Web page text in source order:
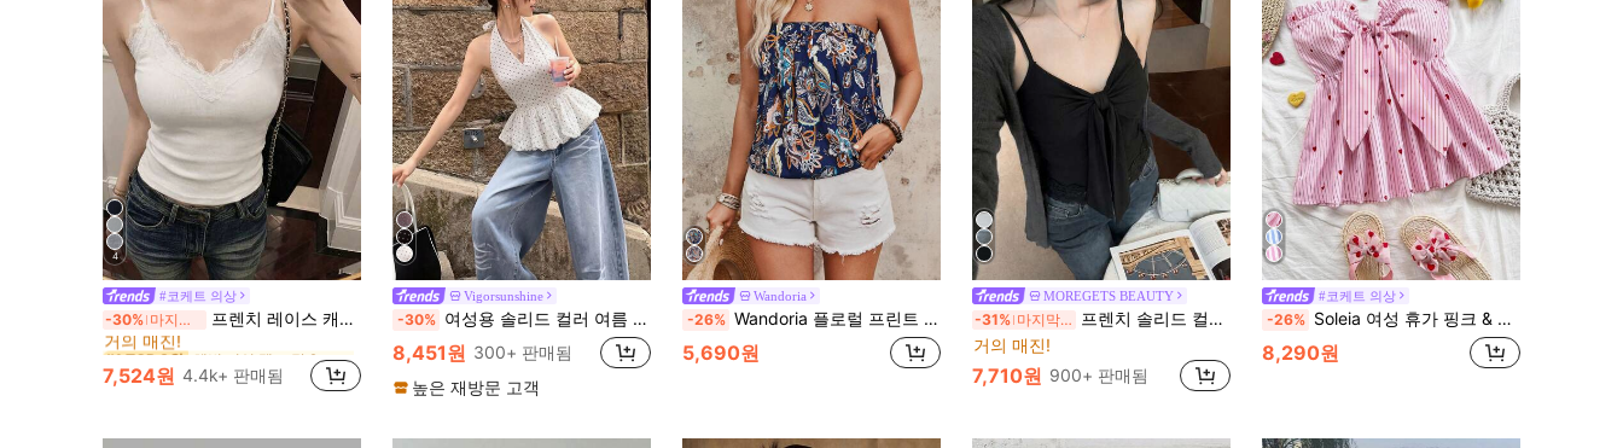
4
#코케트 의상
-30% 마지막 3일 프렌치 레이스 캐미솔 탑 패드 버스트 화이트 언더셔츠 캐주얼
#1 TOP 3위
거의 매진!
#1 TOP 3위
거의 매진!
#1 TOP 3위
거의 매진!
#1 TOP 3위 해변 여성 탱크 탑 & 카미스
7,524원 4.4k+ 판매됨
Vigorsunshine
-30% 여성용 솔리드 컬러 여름 폴카 도트 디자인 러플 헴 홀터넥 백리스 크롭 탑, 허리 밴딩, 민소매 화이트, 바캉스룩
8,451원 300+ 판매됨
높은 재방문 고객
Wandoria
-26% Wandoria 플로럴 프린트 여름 플리츠 스트랩리스 상의
5,690원
MOREGETS BEAUTY
-31% 마지막 3일
프렌치 솔리드 컬러 트위스트 리본 캐미솔 탑, 새로운 여름 여성용 슬림핏 슬리밍 조절 가능한 스트랩 패딩 다용도 블라우스 캐주얼 블랙
거의 매진!
7,710원 900+ 판매됨
#코케트 의상
-26% Soleia 여성 휴가 핑크 & 화이트 스트라이프 하트 프린트 러플 칼라 트위스트 프론트 크롭트 탑, 파티, 데이트, 애프터눈 티, 여름, 튜브 탑에 적합
8,290원